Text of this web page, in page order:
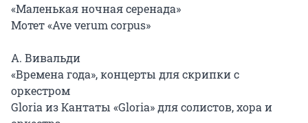
«Маленькая ночная серенада»
Мотет «Ave verum corpus»
А. Вивальди
«Времена года», концерты для скрипки с
оркестром
Gloria из Кантаты «Gloria» для солистов, хора и